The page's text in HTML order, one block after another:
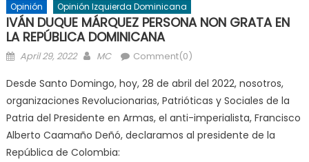
Opinión Opinión Izquierda Dominicana
IVÁN DUQUE MÁRQUEZ PERSONA NON GRATA EN
LA REPÚBLICA DOMINICANA
Posted
April 29, 2022 Author
MC Comment(0)
Desde Santo Domingo, hoy, 28 de abril del 2022, nosotros,
organizaciones Revolucionarias, Patrióticas y Sociales de la
Patria del Presidente en Armas, el anti-imperialista, Francisco
Alberto Caamaño Deñó, declaramos al presidente de la
República de Colombia: